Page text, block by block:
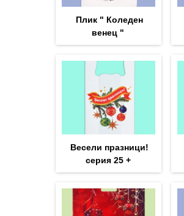
Плик " Коледен
венец "
Весели празници!
серия 25 +